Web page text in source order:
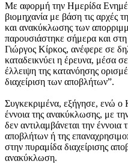
Με αφορμή την Ημερίδα
βιομηχανία με βάση τις αρχές
και ανακύκλωσης των
παρουσιάστηκε σήμερα και
Γιώργος Κίρκος, ανέφερε σε
καταδεικνύει η έρευνα, μέσα
έλλειψη της κατανόησης
διαχείριση των αποβλήτων”.
Συγκεκριμένα, εξήγησε, ενώ ο
έννοια της ανακύκλωσης, με
δεν αντιλαμβάνεται την
αποβλήτων ή της
στην πυραμίδα διαχείρισης
ανακύκλωση.